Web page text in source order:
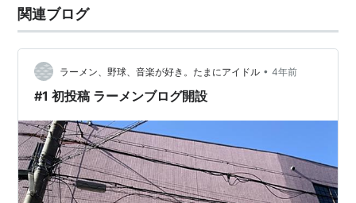
関連ブログ
ラーメン、野球、音楽が好き。たまにアイドル • 4年前
#1 初投稿 ラーメンブログ開設